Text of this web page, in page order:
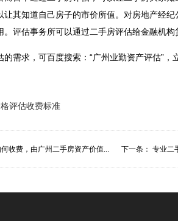
让其知道自己房子的市价所值。对房地产经
评估事务所可以通过二手房评估给金融机构
的需求，可百度搜索：“广州业勤资产评估”
评估收费标准
收费，由广州二手房资产价值... 下一条： 专业二